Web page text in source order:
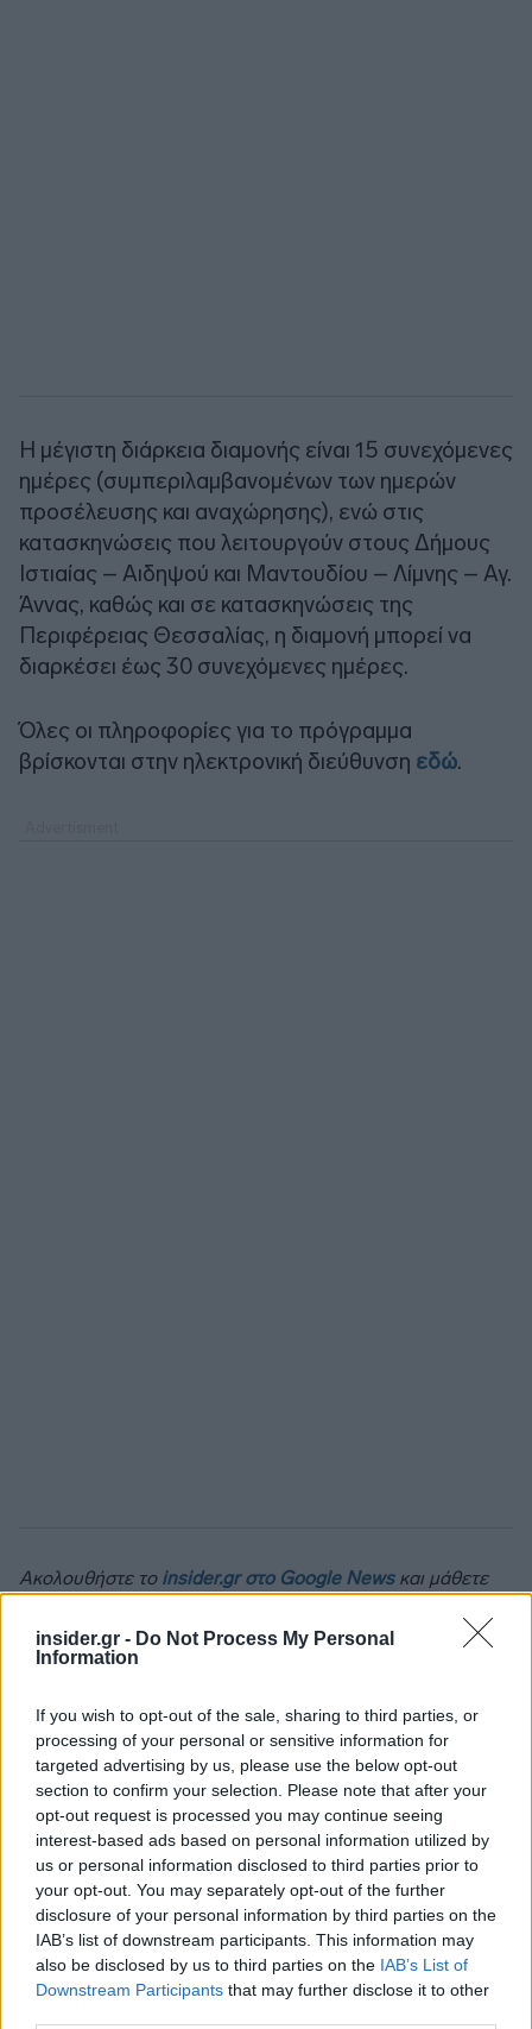
insider.gr - Do Not Process My Personal
Information
If you wish to opt-out of the sale, sharing to third parties, or
processing of your personal or sensitive information for
targeted advertising by us, please use the below opt-out
section to confirm your selection. Please note that after your
opt-out request is processed you may continue seeing
interest-based ads based on personal information utilized by
us or personal information disclosed to third parties prior to
your opt-out. You may separately opt-out of the further
disclosure of your personal information by third parties on the
IAB’s list of downstream participants. This information may
also be disclosed by us to third parties on the IAB’s List of
Downstream Participants that may further disclose it to other
Η μέγιστη διάρκεια διαμονής είναι 15 συνεχόμενες
ημέρες (συμπεριλαμβανομένων των ημερών
προσέλευσης και αναχώρησης), ενώ στις
κατασκηνώσεις που λειτουργούν στους Δήμους
Ιστιαίας – Αιδηψού και Μαντουδίου – Λίμνης – Αγ.
Άννας, καθώς και σε κατασκηνώσεις της
Περιφέρειας Θεσσαλίας, η διαμονή μπορεί να
διαρκέσει έως 30 συνεχόμενες ημέρες.
Όλες οι πληροφορίες για το πρόγραμμα
βρίσκονται στην ηλεκτρονική διεύθυνση εδώ.
Ακολουθήστε το insider.gr στο Google Newsκαι μάθετε
πρώτοι όλες τιςειδήσειςαπό την Ελλάδα και τον κόσμο.